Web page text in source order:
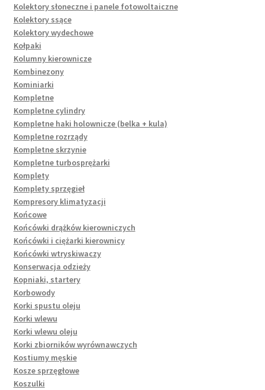
Kolektory słoneczne i panele fotowoltaiczne
Kolektory ssące
Kolektory wydechowe
Kołpaki
Kolumny kierownicze
Kombinezony
Kominiarki
Kompletne
Kompletne cylindry
Kompletne haki holownicze (belka + kula)
Kompletne rozrządy
Kompletne skrzynie
Kompletne turbosprężarki
Komplety
Komplety sprzęgieł
Kompresory klimatyzacji
Końcowe
Końcówki drążków kierowniczych
Końcówki i ciężarki kierownicy
Końcówki wtryskiwaczy
Konserwacja odzieży
Kopniaki, startery
Korbowody
Korki spustu oleju
Korki wlewu
Korki wlewu oleju
Korki zbiorników wyrównawczych
Kostiumy męskie
Kosze sprzęgłowe
Koszulki